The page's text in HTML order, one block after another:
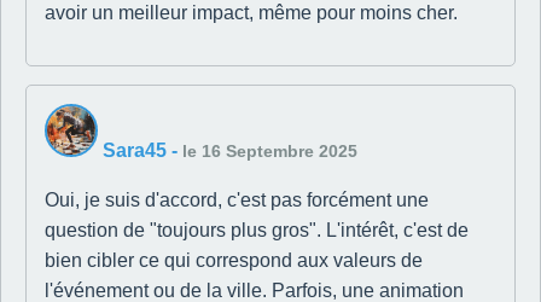
avoir un meilleur impact, même pour moins cher.
Sara45 - le 16 Septembre 2025
Oui, je suis d'accord, c'est pas forcément une
question de "toujours plus gros". L'intérêt, c'est de
bien cibler ce qui correspond aux valeurs de
l'événement ou de la ville. Parfois, une animation